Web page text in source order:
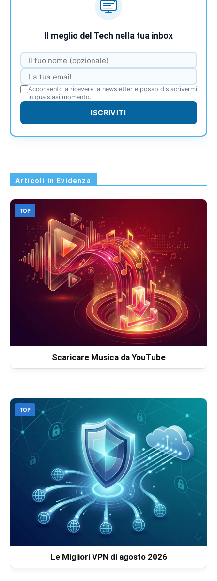
Il meglio del Tech nella tua inbox
Acconsento a ricevere la newsletter e posso disiscrivermi
in qualsiasi momento.
ISCRIVITI
Articoli in Evidenza
TOP
Scaricare Musica da YouTube
TOP
Le Migliori VPN di agosto 2026